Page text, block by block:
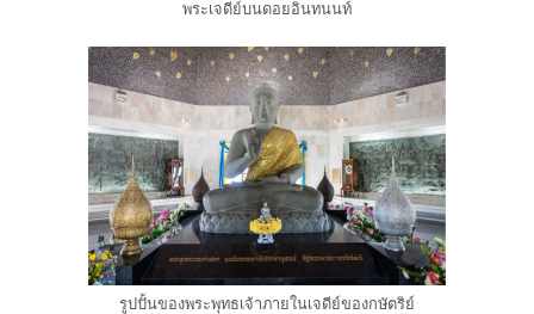
พระเจดีย์บนดอยอินทนนท์
รูปปั้นของพระพุทธเจ้าภายในเจดีย์ของกษัตริย์